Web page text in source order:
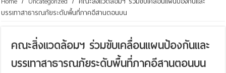
บรรเทาสาธารณภัยระดับพื้นที่ภาคอีสานตอนบน
คณะสิ่งแวดล้อมฯ ร่วมขับเคลื่อนแผนป้องกันและ
บรรเทาสาธารณภัยระดับพื้นที่ภาคอีสานตอนบน